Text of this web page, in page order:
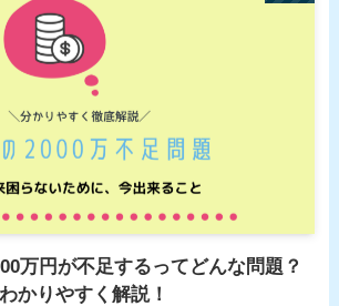
万円が不足するってどんな問題？
かりやすく解説！